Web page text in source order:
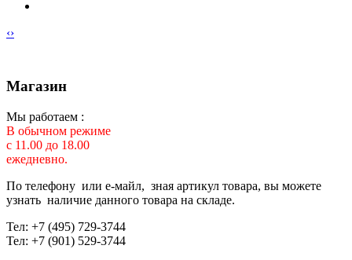
‹›
Магазин
Мы работаем :
В обычном режиме
с 11.00 до 18.00
ежедневно.
По телефону или е-майл, зная артикул товара, вы можете
узнать наличие данного товара на складе.
Тел: +7 (495) 729-3744
Тел: +7 (901) 529-3744